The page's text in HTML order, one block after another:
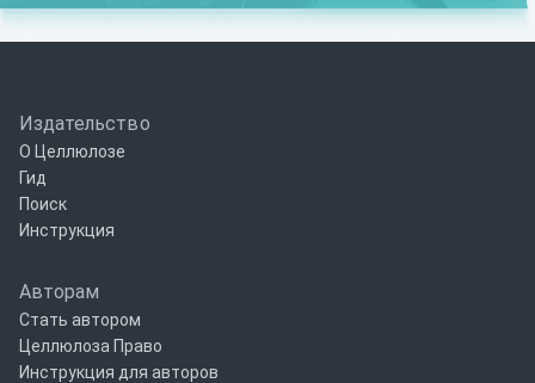
Издательство
О Целлюлозе
Гид
Поиск
Инструкция
Авторам
Стать автором
Целлюлоза Право
Инструкция для авторов